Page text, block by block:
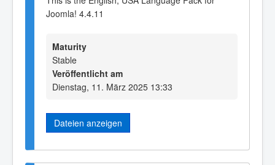
Joomla! 4.4.11
Maturity
Stable
Veröffentlicht am
Dienstag, 11. März 2025 13:33
Dateien anzeigen